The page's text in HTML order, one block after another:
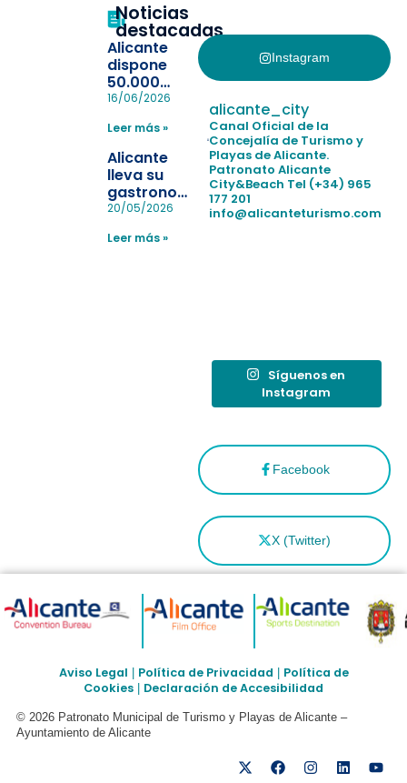
Noticias
destacadas
Alicante
dispone
50.000
pulseras
la
pérdida de niños
en las
playas y
realiza con
éxito un
simulacro de socorrismo
16/06/2026
Leer más »
Alicante
lleva su
gastronomía
a Madrid
reforzar el
20/05/2026
Leer más »
Instagram
Facebook
X (Twitter)
alicante_city
Canal Oficial de la
Concejalía de Turismo y
Playas de Alicante.
Patronato Alicante
City&Beach Tel (+34) 965
177 201
info@alicanteturismo.com
Síguenos en
Instagram
Aviso Legal Política de Privacidad
Política de
Cookies
Declaración de Accesibilidad
© 2026 Patronato Municipal de Turismo y Playas de Alicante –
Ayuntamiento de Alicante